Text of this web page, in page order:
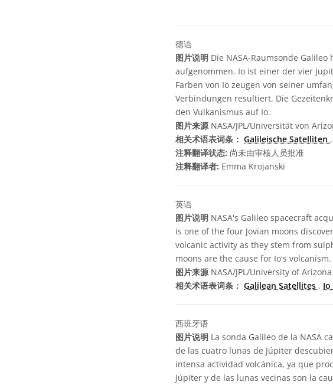
德语
图片说明 Die NASA-Raumsonde
aufgenommen. Io ist einer der vier
Farben von Io zeugen von seiner
Verbindungen resultiert. Die
den Vulkanismus auf Io.
图片来源NASA/JPL/Universität von
相关术语表词条： Galileische Satelliten ,
注释翻译状态: 尚未由审核人员批准
注释翻译者: Emma Krojanski
英语
图片说明 NASA's Galileo spacecraft
is one of the four Jovian moons
volcanic activity as they stem from
moons are the cause for Io's volcanism.
图片来源NASA/JPL/University of Arizona
相关术语表词条： Galilean Satellites , Io
西班牙语
图片说明 La sonda Galileo de la NASA
de las cuatro lunas de Júpiter
intensa actividad volcánica, ya que
Júpiter y de las lunas vecinas son la